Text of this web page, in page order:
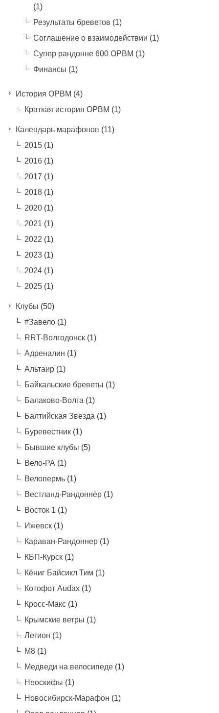
(1)
Результаты бреветов (1)
Соглашение о взаимодействии (1)
Супер рандонне 600 ОРВМ (1)
Финансы (1)
История ОРВМ (4)
Краткая история ОРВМ (1)
Календарь марафонов (11)
2015(1)
2016(1)
2017 (1)
2018(1)
2020(1)
2021 (1)
2022 (1)
2023(1)
2024(1)
2025(1)
Клубы (50)
#Завело(1)
RRT-Волгодонск(1)
Адреналин (1)
Альтаир(1)
Байкальские бреветы (1)
Балаково-Волга (1)
Балтийская Звезда (1)
Буревестник(1)
Бывшие клубы (5)
Вело-РА (1)
Велопермь(1)
Вестланд-Рандоннёр(1)
Восток 1 (1)
Ижевск(1)
Караван-Рандоннер(1)
КБП-Курск(1)
Кёниг Байсикл Тим (1)
Котофот Audax(1)
Кросс-Макс(1)
Крымские ветры (1)
Легион (1)
М8(1)
Медведи на велосипеде(1)
Неоскифы (1)
Новосибирск-Марафон (1)